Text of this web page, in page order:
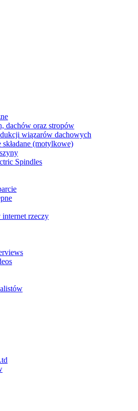
dachów oraz stropów
wiązarów dachowych
składane (motylkowe)
Spindles
internet rzeczy